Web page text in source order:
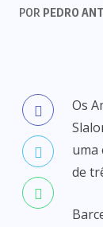
POR PEDRO
Os
uma
de